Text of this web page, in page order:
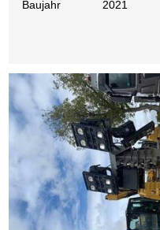
Baujahr 2021